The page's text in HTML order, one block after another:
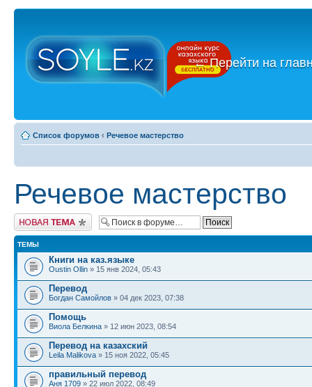
←Перейти на
Список форумов ‹ Речевое мастерство
Речевое мастерство
Новая тема
ТЕМЫ
Книги на каз.языке
Oustin Ollin » 15 янв 2024, 05:43
Перевод
Богдан Самойлов » 04 дек 2023, 07:38
Помощь
Виола Белкина » 12 июн 2023, 08:54
Перевод на казахский
Leila Malikova » 15 ноя 2022, 05:45
правильный перевод
Аня 1709 » 22 июл 2022, 08:49